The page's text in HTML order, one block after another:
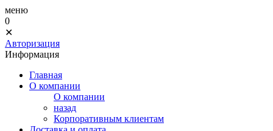
меню
0
✕
Авторизация
Информация
Главная
О компании
О компании
назад
Корпоративным клиентам